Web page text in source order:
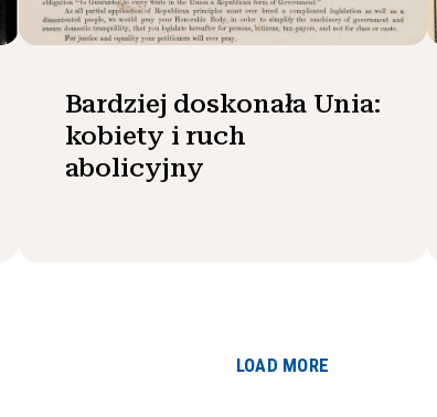
Bardziej doskonała Unia:
kobiety i ruch
abolicyjny
LOAD MORE